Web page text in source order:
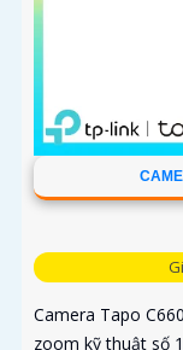
Camera Tapo
zoom kỹ thuật số